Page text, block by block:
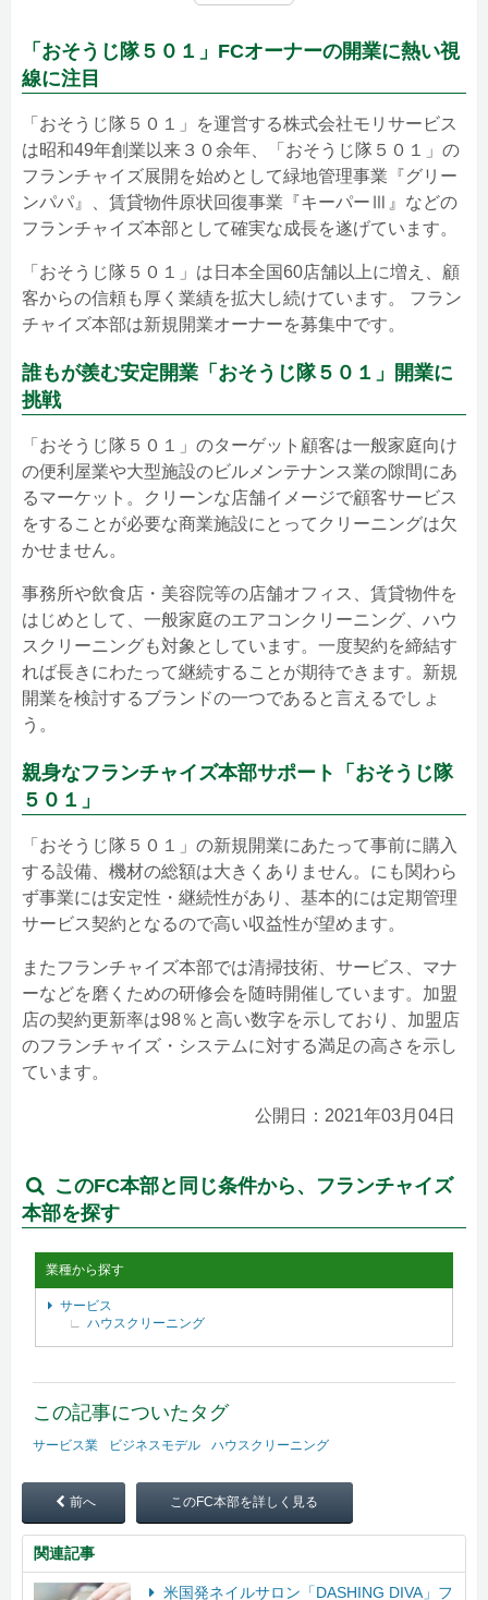
「おそうじ隊５０１」FCオーナーの開業に熱い視
線に注目
「おそうじ隊５０１」を運営する株式会社モリサービス
は昭和49年創業以来３０余年、「おそうじ隊５０１」の
フランチャイズ展開を始めとして緑地管理事業『グリー
ンパパ』、賃貸物件原状回復事業『キーパーⅢ』などの
フランチャイズ本部として確実な成長を遂げています。
「おそうじ隊５０１」は日本全国60店舗以上に増え、顧
客からの信頼も厚く業績を拡大し続けています。 フラン
チャイズ本部は新規開業オーナーを募集中です。
誰もが羨む安定開業「おそうじ隊５０１」開業に
挑戦
「おそうじ隊５０１」のターゲット顧客は一般家庭向け
の便利屋業や大型施設のビルメンテナンス業の隙間にあ
るマーケット。クリーンな店舗イメージで顧客サービス
をすることが必要な商業施設にとってクリーニングは欠
かせません。
事務所や飲食店・美容院等の店舗オフィス、賃貸物件を
はじめとして、一般家庭のエアコンクリーニング、ハウ
スクリーニングも対象としています。一度契約を締結す
れば長きにわたって継続することが期待できます。新規
開業を検討するブランドの一つであると言えるでしょ
う。
親身なフランチャイズ本部サポート「おそうじ隊
５０１」
「おそうじ隊５０１」の新規開業にあたって事前に購入
する設備、機材の総額は大きくありません。にも関わら
ず事業には安定性・継続性があり、基本的には定期管理
サービス契約となるので高い収益性が望めます。
またフランチャイズ本部では清掃技術、サービス、マナ
ーなどを磨くための研修会を随時開催しています。加盟
店の契約更新率は98％と高い数字を示しており、加盟店
のフランチャイズ・システムに対する満足の高さを示し
ています。
公開日：2021年03月04日
このFC本部と同じ条件から、フランチャイズ
本部を探す
業種から探す
サービス
ハウスクリーニング
この記事についたタグ
サービス業 ビジネスモデル ハウスクリーニング
前へ このFC本部を詳しく見る
関連記事
米国発ネイルサロン「DASHING DIVA」フ